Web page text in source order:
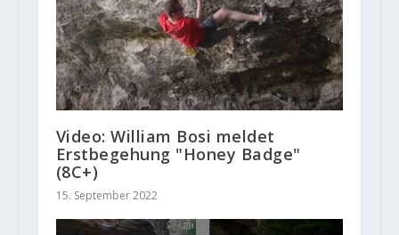
Video: William Bosi meldet
Erstbegehung "Honey Badge"
(8C+)
15. September 2022